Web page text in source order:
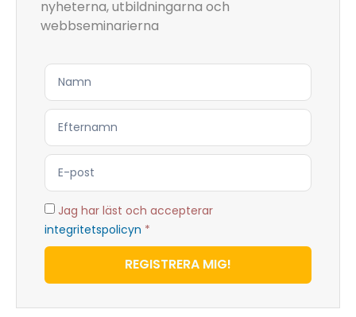
nyheterna, utbildningarna och
webbseminarierna
Jag har läst och accepterar
integritetspolicyn *
REGISTRERA MIG!